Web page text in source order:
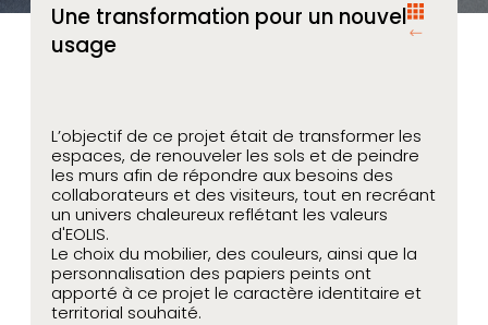
Une transformation pour un nouvel
usage
L’objectif de ce projet était de transformer les
espaces, de renouveler les sols et de peindre
les murs afin de répondre aux besoins des
collaborateurs et des visiteurs, tout en recréant
un univers chaleureux reflétant les valeurs
d'EOLIS.
Le choix du mobilier, des couleurs, ainsi que la
personnalisation des papiers peints ont
apporté à ce projet le caractère identitaire et
territorial souhaité.